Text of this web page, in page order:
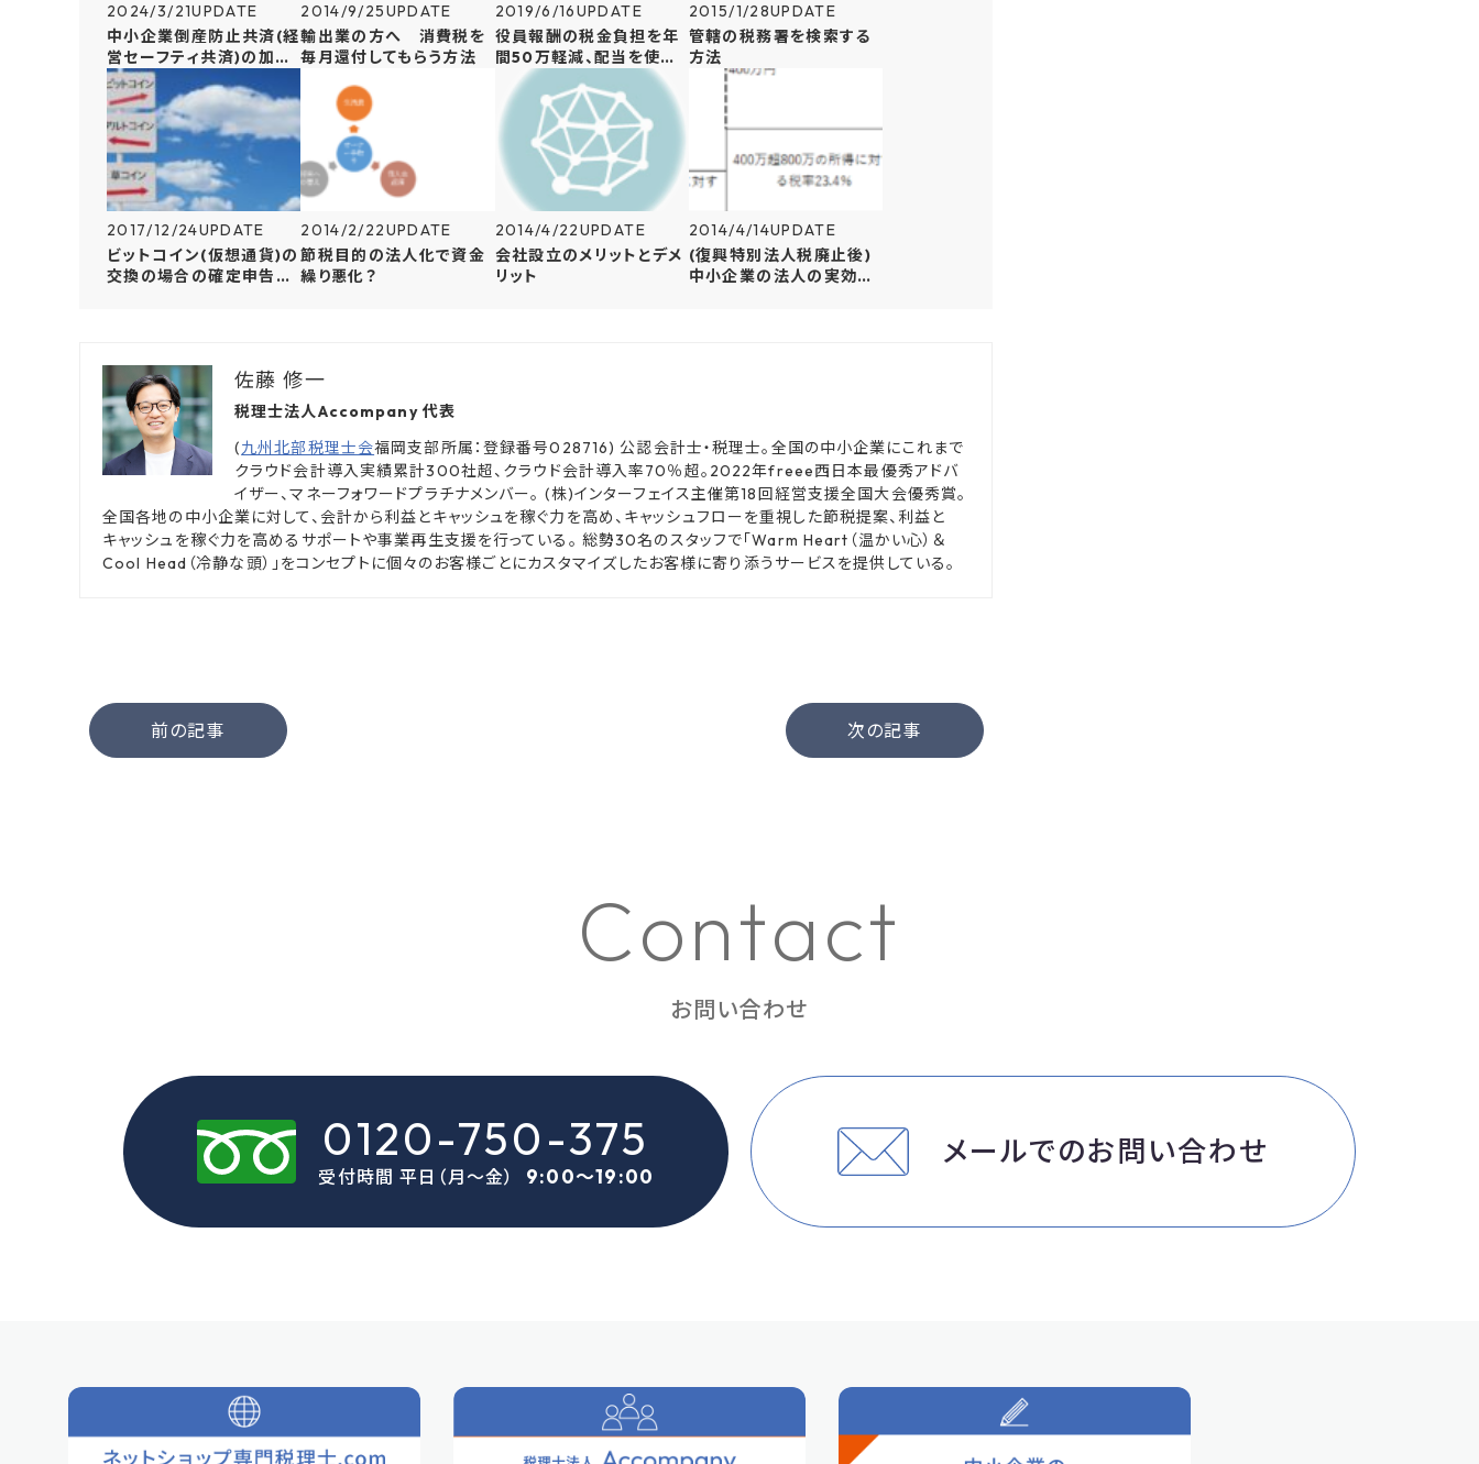
2024/3/21UPDATE
中小企業倒産防止共済(経
営セーフティ共済)の加入
方法について解説
2014/9/25UPDATE
輸出業の方へ 消費税を
毎月還付してもらう方法
2019/6/16UPDATE
役員報酬の税金負担を年
間50万軽減、配当を使っ
たオーナー還元方法を解
説
2015/1/28UPDATE
管轄の税務署を検索する
方法
2017/12/24UPDATE
ビットコイン(仮想通貨)の
交換の場合の確定申告の
2014/2/22UPDATE
節税目的の法人化で資金
繰り悪化？
2014/4/22UPDATE
会社設立のメリットとデメ
リット
2014/4/14UPDATE
(復興特別法人税廃止後)
中小企業の法人の実効税
佐藤 修一
税理士法人Accompany 代表
(九州北部税理士会福岡支部所属：登録番号028716) 公認会計士・税理士。全国の中小企業にこれまで
クラウド会計導入実績累計300社超、クラウド会計導入率70％超。2022年freee西日本最優秀アドバ
イザー、マネーフォワードプラチナメンバー。 (株)インターフェイス主催第18回経営支援全国大会優秀賞。
全国各地の中小企業に対して、会計から利益とキャッシュを稼ぐ力を高め、キャッシュフローを重視した節税提案、利益と
キャッシュを稼ぐ力を高めるサポートや事業再生支援を行っている。 総勢30名のスタッフで「Warm Heart（温かい心）＆
Cool Head（冷静な頭）」をコンセプトに個々のお客様ごとにカスタマイズしたお客様に寄り添うサービスを提供している。
前の記事 次の記事
Contact
お問い合わせ
0120-750-375
受付時間 平日（月〜金） 9:00〜19:00
メールでのお問い合わせ